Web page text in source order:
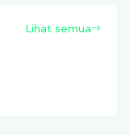
Lihat semua